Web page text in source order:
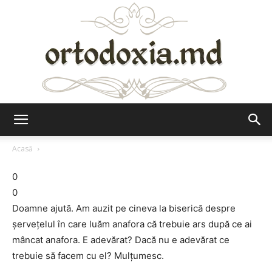
Acasă
0
0
Doamne ajută. Am auzit pe cineva la biserică despre
șervețelul în care luăm anafora că trebuie ars după ce ai
mâncat anafora. E adevărat? Dacă nu e adevărat ce
trebuie să facem cu el? Mulțumesc.